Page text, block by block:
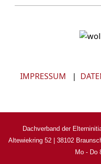
IMPRESSUM |
Dachverband der
Altewiekring 52 | 38102
Mo - Do